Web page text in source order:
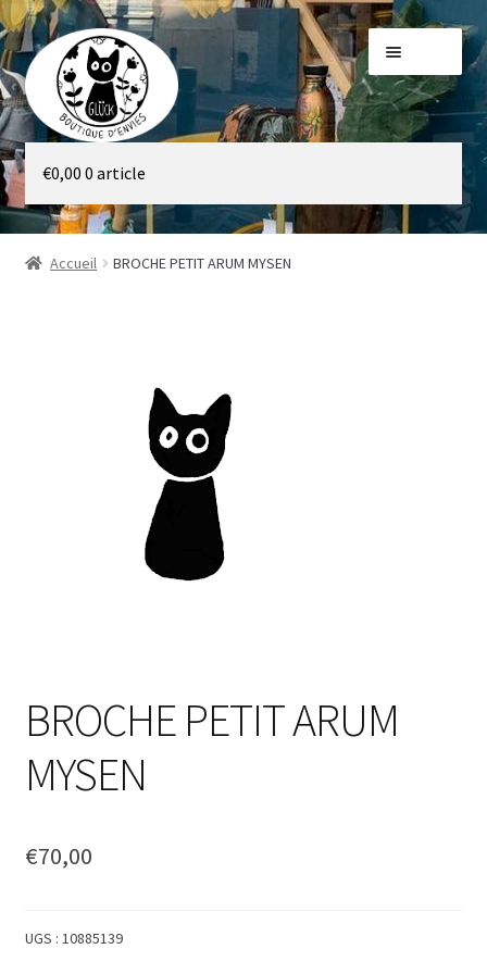
Aller
à
la
navigation
Aller
au
contenu
Galerie
Boutique
€0,00 0 article
Accueil BROCHE PETIT ARUM MYSEN
BROCHE PETIT ARUM
MYSEN
€70,00
UGS : 10885139